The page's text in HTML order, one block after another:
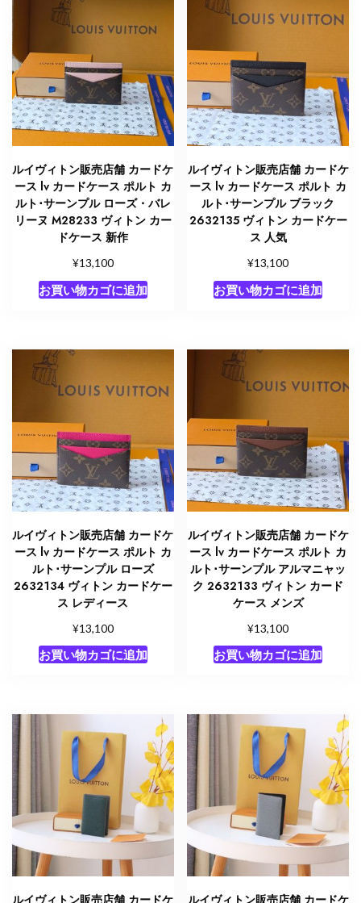
ルイヴィトン販売店舗 カードケ
ース lv カードケース ポルト カ
ルト･サーンプル ローズ・バレ
リーヌ M28233 ヴィトン カー
ドケース 新作
¥13,100
お買い物カゴに追加
ルイヴィトン販売店舗 カードケ
ース lv カードケース ポルト カ
ルト･サーンプル ブラック
2632135 ヴィトン カードケー
ス 人気
¥13,100
お買い物カゴに追加
ルイヴィトン販売店舗 カードケ
ース lv カードケース ポルト カ
ルト･サーンプル ローズ
2632134 ヴィトン カードケー
ス レディース
¥13,100
お買い物カゴに追加
ルイヴィトン販売店舗 カードケ
ース lv カードケース ポルト カ
ルト･サーンプル アルマニャッ
ク 2632133 ヴィトン カード
ケース メンズ
¥13,100
お買い物カゴに追加
ルイヴィトン販売店舗 カードケ ルイヴィトン販売店舗 カードケ